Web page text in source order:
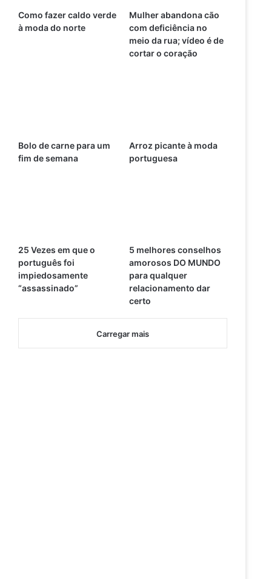
Como fazer caldo verde
à moda do norte
Mulher abandona cão
com deficiência no
meio da rua; vídeo é de
cortar o coração
Bolo de carne para um
fim de semana
Arroz picante à moda
portuguesa
25 Vezes em que o
português foi
impiedosamente
“assassinado”
5 melhores conselhos
amorosos DO MUNDO
para qualquer
relacionamento dar
certo
Carregar mais